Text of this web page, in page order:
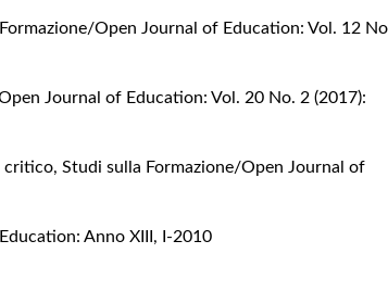
Open Journal of Education: Vol. 12
Journal of Education: Vol. 20 No. 2 (2017):
critico,Studi sulla Formazione/Open Journal of
Anno XIII, I-2010